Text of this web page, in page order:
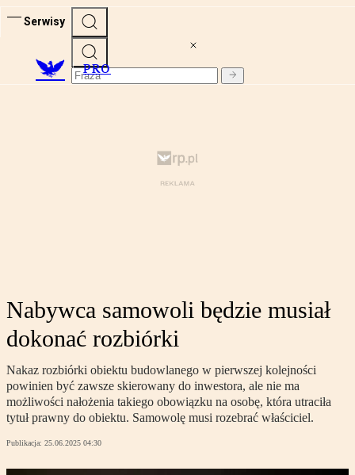
Serwisy
PRO
Nabywca samowoli będzie musiał
dokonać rozbiórki
Nakaz rozbiórki obiektu budowlanego w pierwszej kolejności
powinien być zawsze skierowany do inwestora, ale nie ma
możliwości nałożenia takiego obowiązku na osobę, która utraciła
tytuł prawny do obiektu. Samowolę musi rozebrać właściciel.
Publikacja: 25.06.2025 04:30